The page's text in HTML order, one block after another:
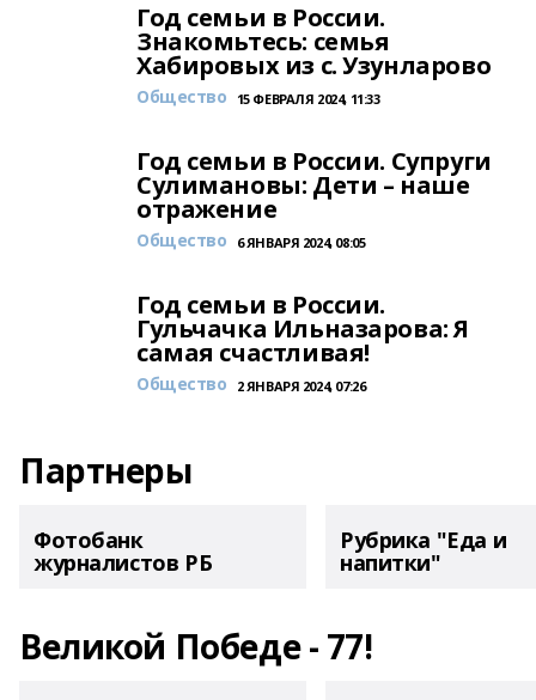
Год семьи в России.
Знакомьтесь: семья
Хабировых из с. Узунларово
Общество 15 ФЕВРАЛЯ 2024, 11:33
Год семьи в России. Супруги
Сулимановы: Дети – наше
отражение
Общество 6 ЯНВАРЯ 2024, 08:05
Год семьи в России.
Гульчачка Ильназарова: Я
самая счастливая!
Общество 2 ЯНВАРЯ 2024, 07:26
Партнеры
Фотобанк
журналистов РБ
Рубрика "Еда и
напитки"
Великой Победе - 77!